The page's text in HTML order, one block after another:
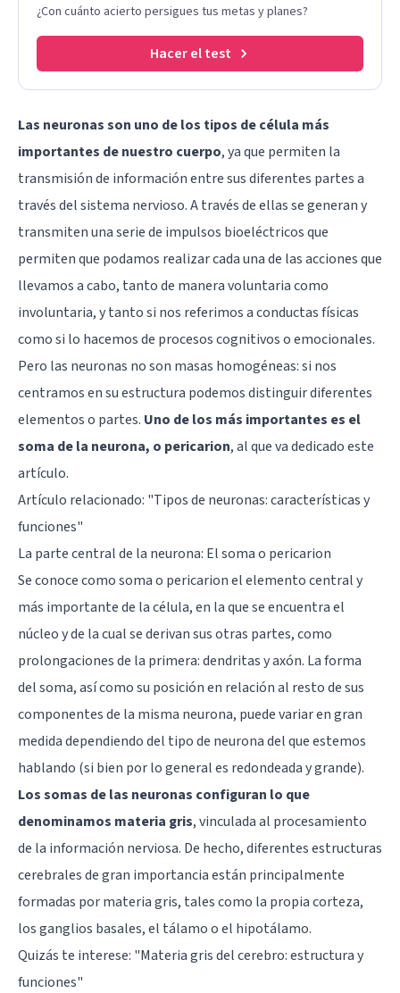
¿Con cuánto acierto persigues tus metas y planes?
Hacer el test
Las neuronas son uno de los tipos de célula más
importantes de nuestro cuerpo, ya que permiten la
transmisión de información entre sus diferentes partes a
través del sistema nervioso. A través de ellas se generan y
transmiten una serie de impulsos bioeléctricos que
permiten que podamos realizar cada una de las acciones que
llevamos a cabo, tanto de manera voluntaria como
involuntaria, y tanto si nos referimos a conductas físicas
como si lo hacemos de procesos cognitivos o emocionales.
Pero las neuronas no son masas homogéneas: si nos
centramos en su estructura podemos distinguir diferentes
elementos o partes. Uno de los más importantes es el
soma de la neurona, o pericarion, al que va dedicado este
artículo.
Artículo relacionado: "Tipos de neuronas: características y
funciones"
La parte central de la neurona: El soma o pericarion
Se conoce como soma o pericarion el elemento central y
más importante de la célula, en la que se encuentra el
núcleo y de la cual se derivan sus otras partes, como
prolongaciones de la primera:dendritasyaxón. La forma
del soma, así como su posición en relación al resto de sus
componentes de la misma neurona, puede variar en gran
medida dependiendo del tipo de neurona del que estemos
hablando (si bien por lo general es redondeada y grande).
Los somas de las neuronas configuran lo que
denominamos materia gris, vinculada al procesamiento
de la información nerviosa. De hecho, diferentes estructuras
cerebrales de gran importancia están principalmente
formadas por materia gris, tales como la propia corteza,
losganglios basales, el tálamoo el hipotálamo.
Quizás te interese: "Materia gris del cerebro: estructura y
funciones"